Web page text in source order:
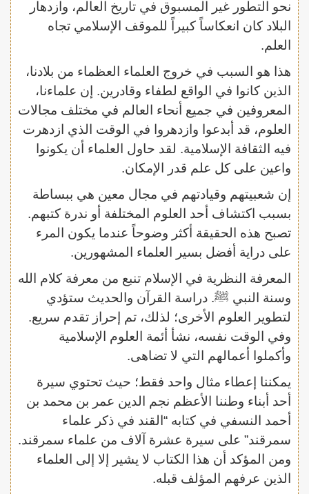
نحو التطور غير المسبوق في تاريخ العالم، وازدهار
البلاد كان انعكاساً كبيراً للموقف الإسلامي تجاه
العلم.
هذا هو السبب في خروج العلماء العظماء من بلادنا،
الذين كانوا في الواقع لطفاء وقادرين. إن علماءنا،
المعروفين في جميع أنحاء العالم في مختلف مجالات
العلوم، قد أبدعوا وازدهروا في الوقت الذي ازدهرت
فيه الثقافة الإسلامية. لقد حاول العلماء أن يكونوا
واعين على كل علم قدر الإمكان.
إن شعبيتهم وقيادتهم في مجال معين هي ببساطة
بسبب اكتشاف أحد العلوم المختلفة أو ندرة كتبهم.
تصبح هذه الحقيقة أكثر وضوحاً عندما يكون المرء
على دراية أفضل بسير العلماء المشهورين.
المعرفة النظرية في الإسلام تنبع من معرفة كلام الله
وسنة النبي ﷺ. دراسة القرآن والحديث ستؤدي
لتطوير العلوم الأخرى؛ لذلك، تم إحراز تقدم سريع.
وفي الوقت نفسه، نشأ أئمة العلوم الإسلامية
وأكملوا أعمالهم التي لا تضاهى.
يمكننا إعطاء مثال واحد فقط؛ حيث تحتوي سيرة
أحد أبناء وطننا الأعظم نجم الدين عمر بن محمد بن
أحمد النسفي في كتابه “القند في ذكر علماء
سمرقند” على سيرة عشرة آلاف من علماء سمرقند.
ومن المؤكد أن هذا الكتاب لا يشير إلا إلى العلماء
الذين عرفهم المؤلف قبله.